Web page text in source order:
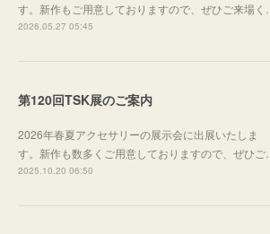
す。新作もご用意しておりますので、ぜひご来場く…
2026.05.27 05:45
第120回TSK展のご案内
2026年春夏アクセサリーの展示会に出展いたしま
す。新作も数多くご用意しておりますので、ぜひご…
2025.10.20 06:50